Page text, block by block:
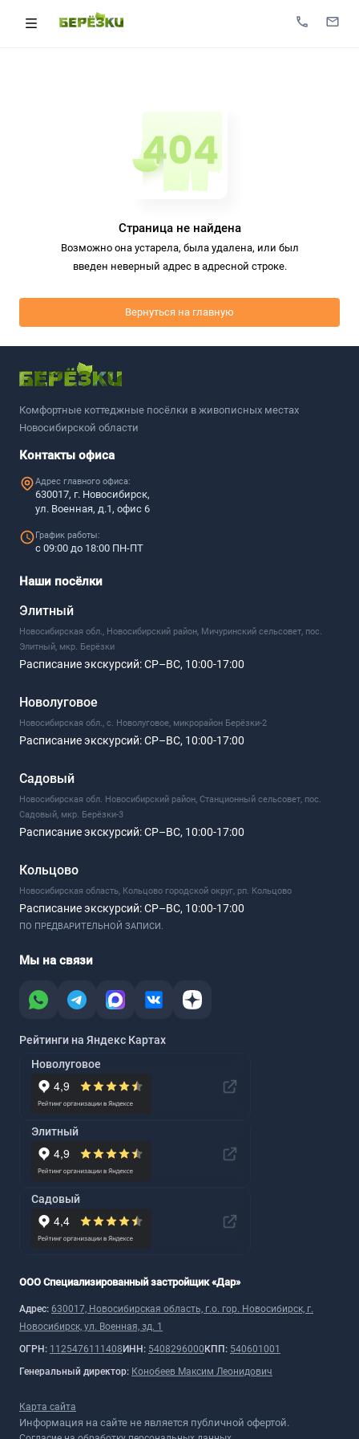
Страница не найдена
Возможно она устарела, была удалена, или был
введен неверный адрес в адресной строке.
Вернуться на главную
Комфортные коттеджные посёлки в живописных местах
Новосибирской области
Контакты офиса
Адрес главного офиса:
630017, г. Новосибирск,
ул. Военная, д.1, офис 6
График работы:
с 09:00 до 18:00 ПН-ПТ
Наши посёлки
Элитный
Новосибирская обл., Новосибирский район, Мичуринский сельсовет, пос.
Элитный, мкр. Берёзки
Расписание экскурсий:СР–ВС, 10:00-17:00
Новолуговое
Новосибирская обл., с. Новолуговое, микрорайон Берёзки-2
Расписание экскурсий:СР–ВС, 10:00-17:00
Садовый
Новосибирская обл. Новосибирский район, Станционный сельсовет, пос.
Садовый, мкр. Берёзки-3
Расписание экскурсий:СР–ВС, 10:00-17:00
Кольцово
Новосибирская область, Кольцово городской округ, рп. Кольцово
Расписание экскурсий:СР–ВС, 10:00-17:00
ПО ПРЕДВАРИТЕЛЬНОЙ ЗАПИСИ.
Мы на связи
Рейтинги на Яндекс Картах
Новолуговое
Элитный
Садовый
ООО Специализированный застройщик «Дар»
Адрес: 630017, Новосибирская область, г.о. гор. Новосибирск, г.
Новосибирск, ул. Военная, зд. 1
ОГРН: 1125476111408 ИНН: 5408296000 КПП: 540601001
Генеральный директор: Конобеев Максим Леонидович
Карта сайта
Информация на сайте не является публичной офертой.